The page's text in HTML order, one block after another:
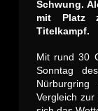
Schwung.
mit Platz
Titelkampf.
Mit rund 30
Sonntag
Vergleich